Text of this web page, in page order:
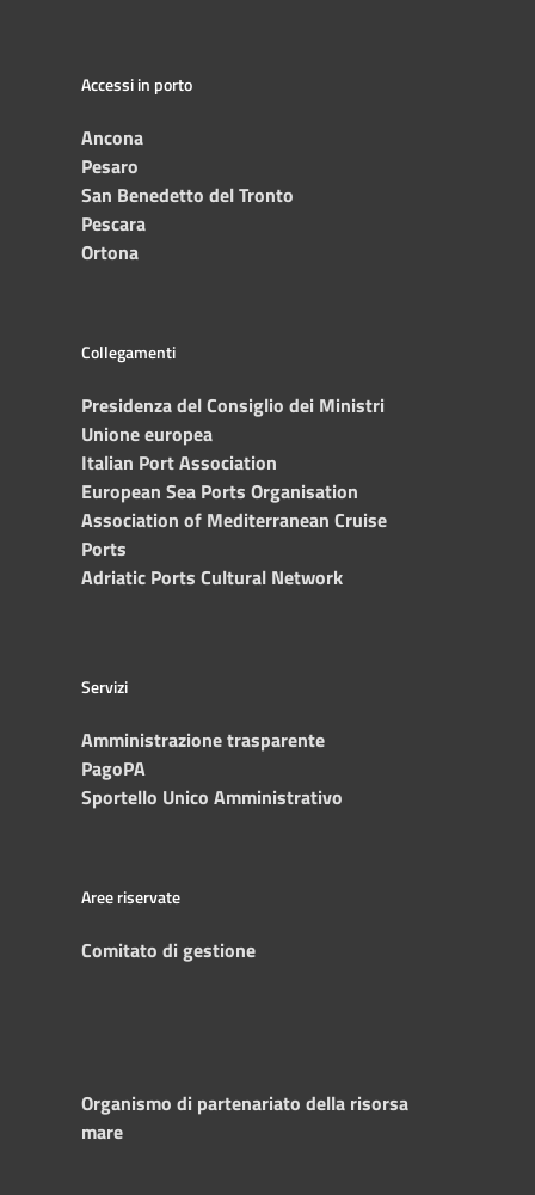
Accessi in porto
Ancona
Pesaro
San Benedetto del Tronto
Pescara
Ortona
Collegamenti
Presidenza del Consiglio dei Ministri
Unione europea
Italian Port Association
European Sea Ports Organisation
Association of Mediterranean Cruise
Ports
Adriatic Ports Cultural Network
Servizi
Amministrazione trasparente
PagoPA
Sportello Unico Amministrativo
Aree riservate
Comitato di gestione
Organismo di partenariato della risorsa
mare